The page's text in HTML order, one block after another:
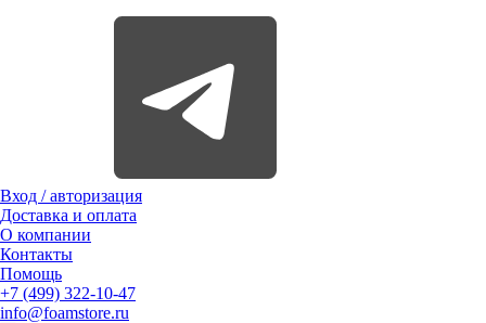
Вход / авторизация
Доставка и оплата
О компании
Контакты
Помощь
+7 (499) 322-10-47
info@foamstore.ru